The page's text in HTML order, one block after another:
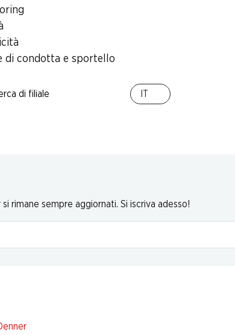
di condotta e sportello
di filiale
200 g
* Solo nella Svizzera
tedesca e italiana
rimane sempre aggiornati. Si iscriva adesso!